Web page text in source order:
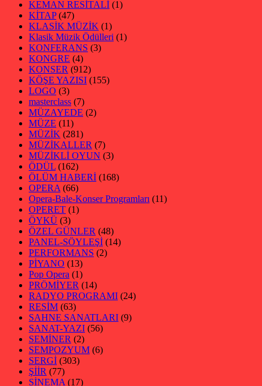
KEMAN RESİTALİ (1)
KİTAP(47)
KLASİK MÜZİK (1)
Klasik Müzik Ödülleri (1)
KONFERANS (3)
KONGRE (4)
KONSER (912)
KÖŞE YAZISI (155)
LOGO (3)
masterclass (7)
MÜZAYEDE (2)
MÜZE (11)
MÜZİK (281)
MÜZİKALLER (7)
MÜZİKLİ OYUN (3)
ÖDÜL (162)
ÖLÜM HABERİ (168)
OPERA (66)
Opera-Bale-Konser Programları (11)
OPERET (1)
ÖYKÜ (3)
ÖZEL GÜNLER (48)
PANEL-SÖYLEŞİ (14)
PERFORMANS (2)
PİYANO (13)
Pop Opera (1)
PRÖMİYER (14)
RADYO PROGRAMI (24)
RESİM (63)
SAHNE SANATLARI (9)
SANAT-YAZI (56)
SEMİNER (2)
SEMPOZYUM (6)
SERGİ (303)
ŞİİR (77)
SİNEMA (17)